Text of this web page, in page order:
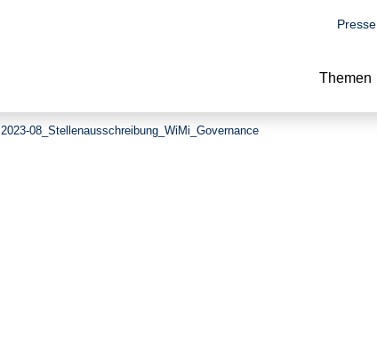
Presse
Themen
2023-08_Stellenausschreibung_WiMi_Governance